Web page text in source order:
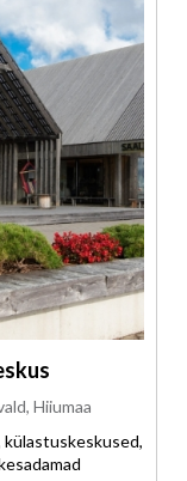
Hiiumaa
külastuskeskused,